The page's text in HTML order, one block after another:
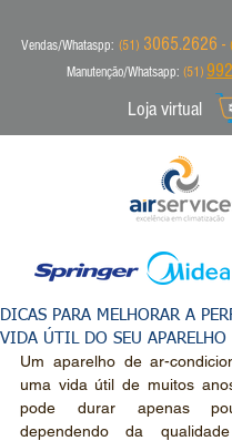
Vendas/Whataspp: (51) 3065.2626 -
Manutenção/Whatsapp: (51)
Loja virtual
DICAS PARA MELHORAR A
VIDA ÚTIL DO SEU APARELHO
Um aparelho de ar-
uma vida útil de muitos
pode durar apenas
dependendo da